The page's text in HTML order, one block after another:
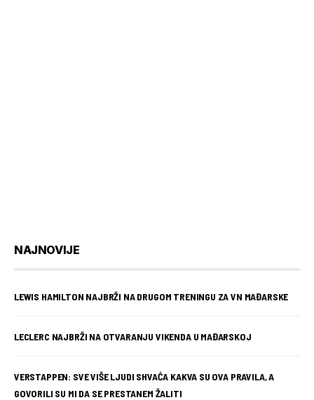
NAJNOVIJE
LEWIS HAMILTON NAJBRŽI NA DRUGOM TRENINGU ZA VN MAĐARSKE
LECLERC NAJBRŽI NA OTVARANJU VIKENDA U MAĐARSKOJ
VERSTAPPEN: SVE VIŠE LJUDI SHVAĆA KAKVA SU OVA PRAVILA, A
GOVORILI SU MI DA SE PRESTANEM ŽALITI